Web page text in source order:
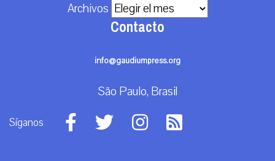
Archivos
Contacto
info@gaudiumpress.org
São Paulo, Brasil
Síganos